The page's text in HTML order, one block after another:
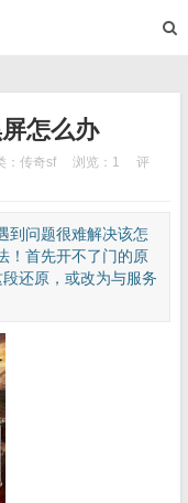
怎么办
： 传奇sf 浏览：1
评
到问题很难解决该怎
！首先开不了门的原
还原，或改为与服务